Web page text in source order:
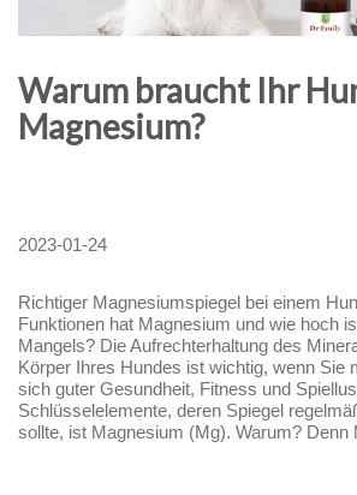
Warum braucht Ihr
Magnesium?
2023-01-24
Richtiger Magnesiumspiegel bei einem
Funktionen hat Magnesium und wie hoch
Mangels? Die Aufrechterhaltung des
Körper Ihres Hundes ist wichtig, wenn Sie
sich guter Gesundheit, Fitness und
Schlüsselelemente, deren Spiegel
sollte, ist Magnesium (Mg). Warum?